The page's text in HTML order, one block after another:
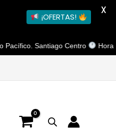
Santiago Centro Horario de
¡OFERTAS!
X